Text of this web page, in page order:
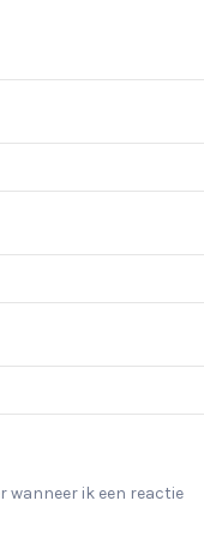
wanneer ik een reactie